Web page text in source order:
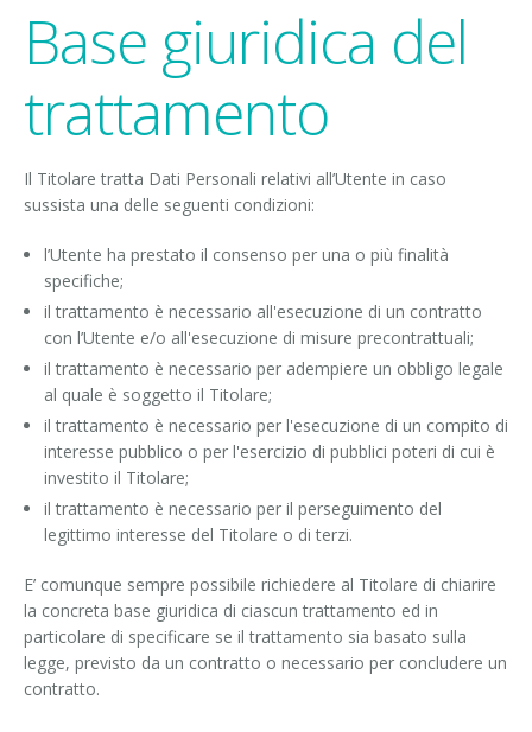
Base giuridica del
trattamento
Il Titolare tratta Dati Personali relativi all’Utente in caso
sussista una delle seguenti condizioni:
l’Utente ha prestato il consenso per una o più finalità
specifiche;
il trattamento è necessario all'esecuzione di un contratto
con l’Utente e/o all'esecuzione di misure precontrattuali;
il trattamento è necessario per adempiere un obbligo legale
al quale è soggetto il Titolare;
il trattamento è necessario per l'esecuzione di un compito di
interesse pubblico o per l'esercizio di pubblici poteri di cui è
investito il Titolare;
il trattamento è necessario per il perseguimento del
legittimo interesse del Titolare o di terzi.
E’ comunque sempre possibile richiedere al Titolare di chiarire
la concreta base giuridica di ciascun trattamento ed in
particolare di specificare se il trattamento sia basato sulla
legge, previsto da un contratto o necessario per concludere un
contratto.